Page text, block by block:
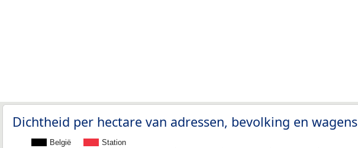
Dichtheid per hectare van adressen, bevolking en wagens
België Station